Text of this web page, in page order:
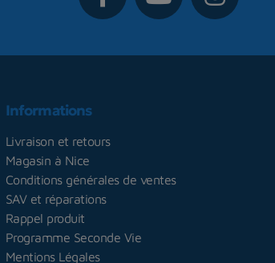
Informations
Livraison et retours
Magasin à Nice
Conditions générales de ventes
SAV et réparations
Rappel produit
Programme Seconde Vie
Mentions Légales